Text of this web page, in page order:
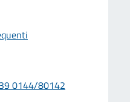
0144/80142